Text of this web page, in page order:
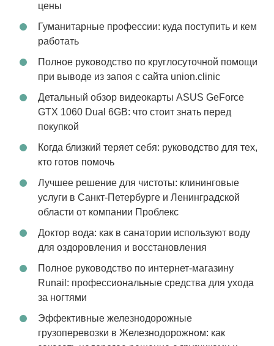
цены
Гуманитарные профессии: куда поступить и кем
работать
Полное руководство по круглосуточной помощи
при выводе из запоя с сайта union.clinic
Детальный обзор видеокарты ASUS GeForce
GTX 1060 Dual 6GB: что стоит знать перед
покупкой
Когда близкий теряет себя: руководство для тех,
кто готов помочь
Лучшее решение для чистоты: клининговые
услуги в Санкт-Петербурге и Ленинградской
области от компании Проблекс
Доктор вода: как в санатории используют воду
для оздоровления и восстановления
Полное руководство по интернет-магазину
Runail: профессиональные средства для ухода
за ногтями
Эффективные железнодорожные
грузоперевозки в Железнодорожном: как